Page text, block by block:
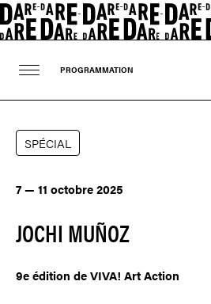
PROGRAMMATION
SPÉCIAL
7 — 11 octobre 2025
JOCHI MUÑOZ
9e édition de VIVA! Art Action